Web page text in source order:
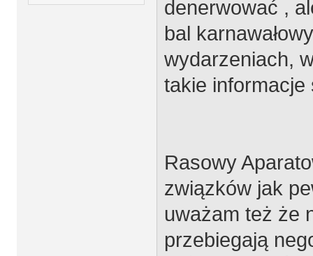
denerwować ,
bal
wydarzeniach,
takie informacje
Rasowy
związków jak
uważam też że
przebiegają